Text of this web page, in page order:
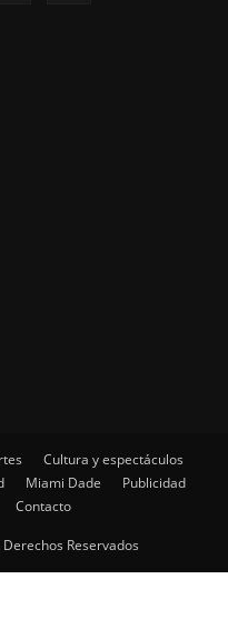
Cultura y espectáculos
Miami Dade
Publicidad
Contacto
Reservados